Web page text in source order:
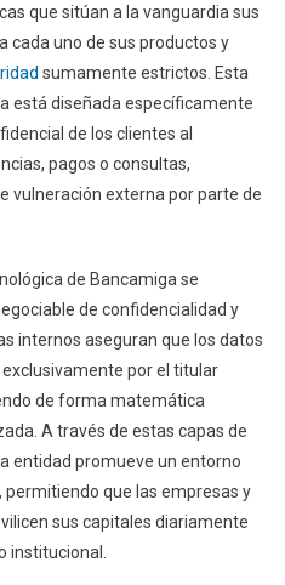
que sitúan a la vanguardia sus
cada uno de sus productos y
sumamente estrictos. Esta
está diseñada específicamente
de los clientes al
pagos o consultas,
vulneración externa por parte de
de Bancamiga se
de confidencialidad y
internos aseguran que los datos
por el titular
de forma matemática
A través de estas capas de
entidad promueve un entorno
que las empresas y
sus capitales diariamente
institucional.